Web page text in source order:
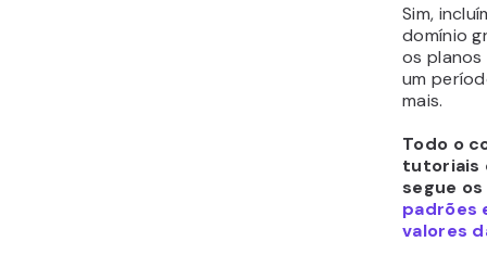
Sim,
domínio
os
um
mais.
Todo o
tutoriais
segue
padrões
valores